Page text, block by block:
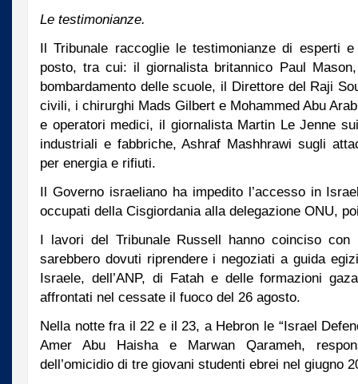
Le testimonianze.
Il Tribunale raccoglie le testimonianze di esperti
posto, tra cui: il giornalista britannico Paul
bombardamento delle scuole, il Direttore del Raji
civili, i chirurghi Mads Gilbert e Mohammed Abu
e operatori medici, il giornalista Martin Le Jenne
industriali e fabbriche, Ashraf Mashhrawi sugli
per energia e rifiuti.
Il Governo israeliano ha impedito l’accesso in
occupati della Cisgiordania alla delegazione ONU,
I lavori del Tribunale Russell hanno coinciso
sarebbero dovuti riprendere i negoziati a guida
Israele, dell’ANP, di Fatah e delle formazioni
affrontati nel cessate il fuoco del 26 agosto.
Nella notte fra il 22 e il 23, a Hebron le “Israel
Amer Abu Haisha e Marwan Qarameh,
dell’omicidio di tre giovani studenti ebrei nel giugno